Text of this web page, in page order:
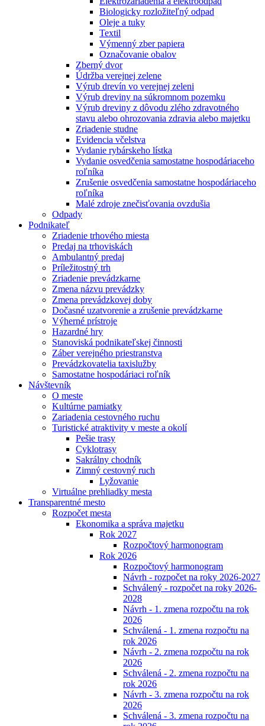
Biologicky rozložiteľný odpad
Oleje a tuky
Textil
Výmenný zber papiera
Označovanie obalov
Zberný dvor
Údržba verejnej zelene
Výrub drevín vo verejnej zeleni
Výrub dreviny na súkromnom pozemku
Výrub dreviny z dôvodu zlého zdravotného
stavu alebo ohrozovania zdravia alebo majetku
Zriadenie studne
Evidencia včelstva
Vydanie rybárskeho lístka
Vydanie osvedčenia samostatne hospodáriaceho
roľníka
Zrušenie osvedčenia samostatne hospodáriaceho
roľníka
Malé zdroje znečisťovania ovzdušia
Odpady
Podnikateľ
Zriadenie trhového miesta
Predaj na trhoviskách
Ambulantný predaj
Príležitostný trh
Zriadenie prevádzkarne
Zmena názvu prevádzky
Zmena prevádzkovej doby
Dočasné uzatvorenie a zrušenie prevádzkarne
Výherné prístroje
Hazardné hry
Stanoviská podnikateľskej činnosti
Záber verejného priestranstva
Prevádzkovatelia taxislužby
Samostatne hospodáriaci roľník
Návštevník
O meste
Kultúrne pamiatky
Zariadenia cestovného ruchu
Turistické atraktivity v meste a okolí
Pešie trasy
Cyklotrasy
Sakrálny chodník
Zimný cestovný ruch
Lyžovanie
Virtuálne prehliadky mesta
Transparentné mesto
Rozpočet mesta
Ekonomika a správa majetku
Rok 2027
Rozpočtový harmonogram
Rok 2026
Rozpočtový harmonogram
Návrh - rozpočet na roky 2026-2027
Schválený - rozpočet na roky 2026-
2028
Návrh - 1. zmena rozpočtu na rok
2026
Schválená - 1. zmena rozpočtu na
rok 2026
Návrh - 2. zmena rozpočtu na rok
2026
Schválená - 2. zmena rozpočtu na
rok 2026
Návrh - 3. zmena rozpočtu na rok
2026
Schválená - 3. zmena rozpočtu na